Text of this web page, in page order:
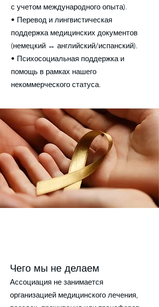
с учетом международного опыта).
• Перевод и лингвистическая
поддержка медицинских документов
(немецкий ↔ английский/испанский).
• Психосоциальная поддержка и
помощь в рамках нашего
некоммерческого статуса.
Чего мы не делаем
Ассоциация не занимается
организацией медицинского лечения,